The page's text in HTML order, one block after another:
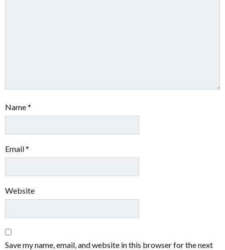
Name*
Email*
Website
Save my name, email, and website in this browser for the next